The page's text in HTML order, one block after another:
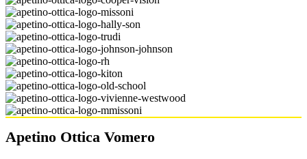
Apetino Ottica Vomero